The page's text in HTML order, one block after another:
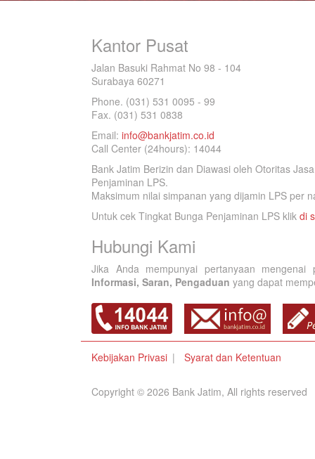
Kantor Pusat
Jalan Basuki Rahmat No 98 - 104
Surabaya 60271
Phone. (031) 531 0095 - 99
Fax. (031) 531 0838
Email: info@bankjatim.co.id
Call Center (24hours): 14044
Bank Jatim Berizin dan Diawasi oleh Otoritas
Penjaminan LPS.
Maksimum nilai simpanan yang dijamin LPS per
Untuk cek Tingkat Bunga Penjaminan LPS klik di
Hubungi Kami
Jika Anda mempunyai pertanyaan
Informasi, Saran, Pengaduan yang dapat
Kebijakan Privasi Syarat dan Ketentuan
Copyright © 2026 Bank Jatim, All rights reserved